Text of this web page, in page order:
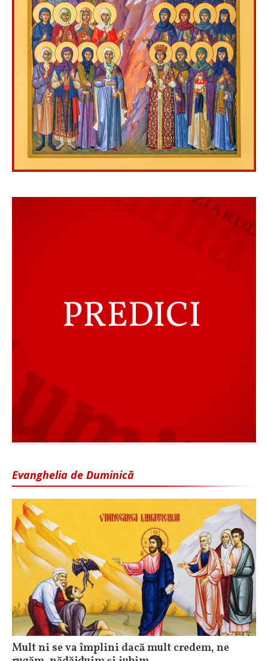
Evanghelia de Duminică
Mult ni se va împlini dacă mult credem, ne